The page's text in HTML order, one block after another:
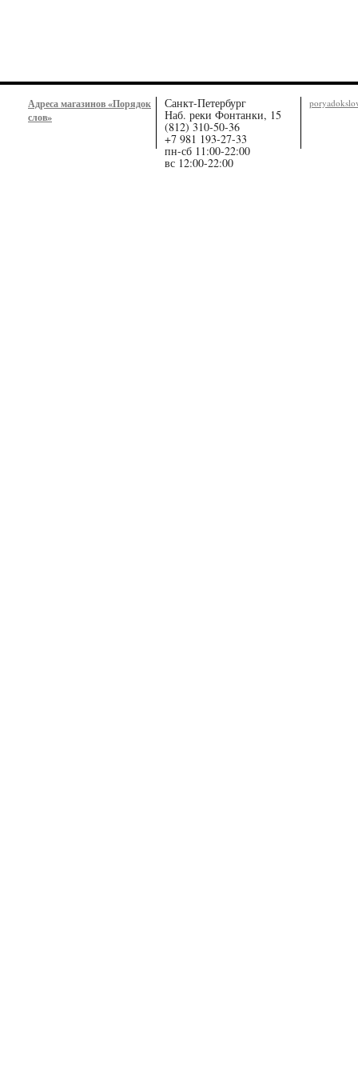
Адреса магазинов «Порядок
слов»
Санкт-Петербург
Наб. реки Фонтанки, 15
(812) 310-50-36
+7 981 193-27-33
пн-сб 11:00-22:00
вс 12:00-22:00